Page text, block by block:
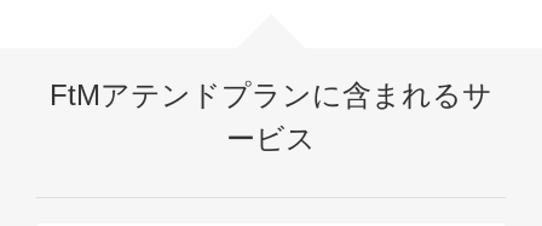
FtMアテンドプランに含まれるサ
ービス